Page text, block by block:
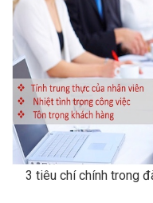
3 tiêu chí chính trong